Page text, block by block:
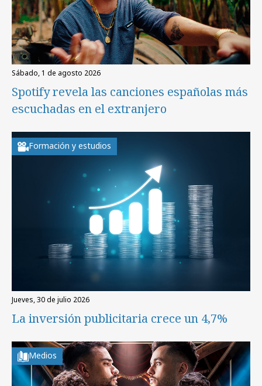
sábado, 1 de agosto 2026
Spotify revela las canciones españolas más
escuchadas en el extranjero
Formación y estudios
jueves, 30 de julio 2026
La inversión publicitaria crece un 4,7%
Medios